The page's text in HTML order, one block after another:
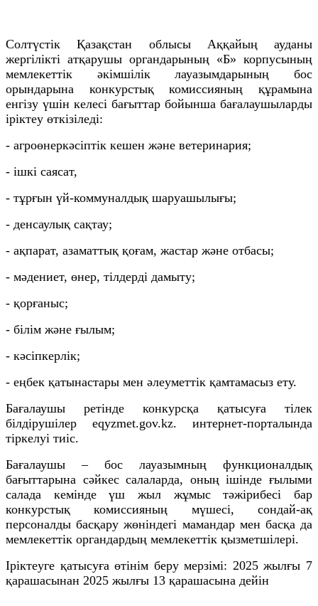
Солтүстік Қазақстан облысы Аққайың ауданы
жергілікті атқарушы органдарының «Б» корпусының
мемлекеттік әкімшілік лауазымдарының бос
орындарына конкурстық комиссияның құрамына
енгізу үшін келесі бағыттар бойынша бағалаушыларды
іріктеу өткізіледі:
- агроөнеркәсіптік кешен және ветеринария;
- ішкі саясат,
- тұрғын үй-коммуналдық шаруашылығы;
- денсаулық сақтау;
- ақпарат, азаматтық қоғам, жастар және отбасы;
- мәдениет, өнер, тілдерді дамыту;
- қорғаныс;
- білім және ғылым;
- кәсіпкерлік;
- еңбек қатынастары мен әлеуметтік қамтамасыз ету.
Бағалаушы ретінде конкурсқа қатысуға тілек
білдірушілер eqyzmet.gov.kz. интернет-порталында
тіркелуі тиіс.
Бағалаушы – бос лауазымның функционалдық
бағыттарына сәйкес салаларда, оның ішінде ғылыми
салада кемінде үш жыл жұмыс тәжірибесі бар
конкурстық комиссияның мүшесі, сондай-ақ
персоналды басқару жөніндегі мамандар мен басқа да
мемлекеттік органдардың мемлекеттік қызметшілері.
Іріктеуге қатысуға өтінім беру мерзімі: 2025 жылғы 7
қарашасынан 2025 жылғы 13 қарашасына дейін